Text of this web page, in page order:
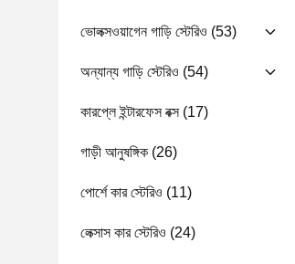
ভোলক্সওয়াগেন গাড়ি স্টেরিও (53)
অন্যান্য গাড়ি স্টেরিও (54)
কারপ্লে ইন্টারফেস বক্স(17)
গাড়ী আনুষঙ্গিক (26)
পোর্শে কার স্টেরিও (11)
লেক্সাস কার স্টেরিও (24)